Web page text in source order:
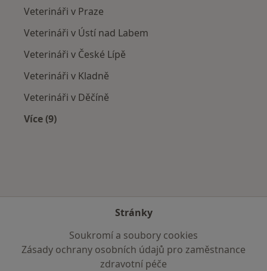
Veterináři v Praze
Veterináři v Ústí nad Labem
Veterináři v České Lípě
Veterináři v Kladně
Veterináři v Děčíně
Více (9)
Stránky
Soukromí a soubory cookies
Zásady ochrany osobních údajů pro zaměstnance
zdravotní péče